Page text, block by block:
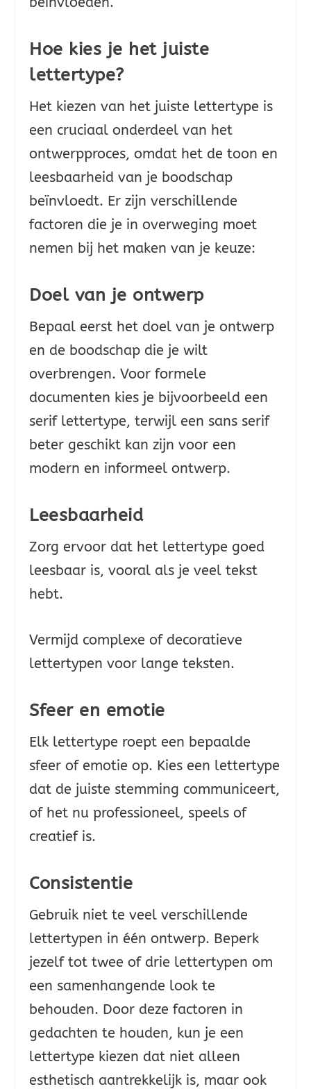
Hoe kies je het juiste
lettertype?
Het kiezen van het juiste lettertype is
een cruciaal onderdeel van het
ontwerpproces, omdat het de toon en
leesbaarheid van je boodschap
beïnvloedt. Er zijn verschillende
factoren die je in overweging moet
nemen bij het maken van je keuze:
Doel van je ontwerp
Bepaal eerst het doel van je ontwerp
en de boodschap die je wilt
overbrengen. Voor formele
documenten kies je bijvoorbeeld een
serif lettertype, terwijl een sans serif
beter geschikt kan zijn voor een
modern en informeel ontwerp.
Leesbaarheid
Zorg ervoor dat het lettertype goed
leesbaar is, vooral als je veel tekst
hebt.
Vermijd complexe of decoratieve
lettertypen voor lange teksten.
Sfeer en emotie
Elk lettertype roept een bepaalde
sfeer of emotie op. Kies een lettertype
dat de juiste stemming communiceert,
of het nu professioneel, speels of
creatief is.
Consistentie
Gebruik niet te veel verschillende
lettertypen in één ontwerp. Beperk
jezelf tot twee of drie lettertypen om
een samenhangende look te
behouden. Door deze factoren in
gedachten te houden, kun je een
lettertype kiezen dat niet alleen
esthetisch aantrekkelijk is, maar ook